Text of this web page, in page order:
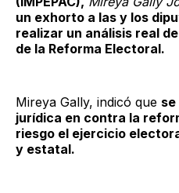
un exhorto a las y los
realizar un análisis real
de la Reforma Electoral.
Mireya Gally, indicó que
jurídica en contra la
riesgo el ejercicio
y estatal.